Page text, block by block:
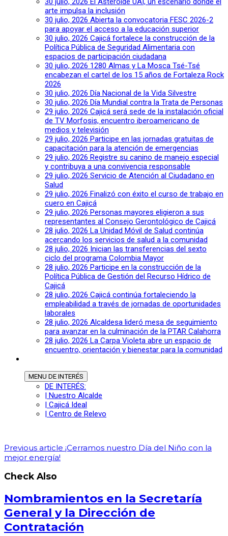
arte impulsa la inclusión
30 julio, 2026 Abierta la convocatoria FESC 2026-2
para apoyar el acceso a la educación superior
30 julio, 2026 Cajicá fortalece la construcción de la
Política Pública de Seguridad Alimentaria con
espacios de participación ciudadana
30 julio, 2026 1280 Almas y La Mosca Tsé-Tsé
encabezan el cartel de los 15 años de Fortaleza Rock
2026
30 julio, 2026 Día Nacional de la Vida Silvestre
30 julio, 2026 Día Mundial contra la Trata de Personas
29 julio, 2026 Cajicá será sede de la instalación oficial
de TV Morfosis, encuentro iberoamericano de
medios y televisión
29 julio, 2026 Participe en las jornadas gratuitas de
capacitación para la atención de emergencias
29 julio, 2026 Registre su canino de manejo especial
y contribuya a una convivencia responsable
29 julio, 2026 Servicio de Atención al Ciudadano en
Salud
29 julio, 2026 Finalizó con éxito el curso de trabajo en
cuero en Cajicá
29 julio, 2026 Personas mayores eligieron a sus
representantes al Consejo Gerontológico de Cajicá
28 julio, 2026 La Unidad Móvil de Salud continúa
acercando los servicios de salud a la comunidad
28 julio, 2026 Inician las transferencias del sexto
ciclo del programa Colombia Mayor
28 julio, 2026 Participe en la construcción de la
Política Pública de Gestión del Recurso Hídrico de
Cajicá
28 julio, 2026 Cajicá continúa fortaleciendo la
empleabilidad a través de jornadas de oportunidades
laborales
28 julio, 2026 Alcaldesa lideró mesa de seguimiento
para avanzar en la culminación de la PTAR Calahorra
28 julio, 2026 La Carpa Violeta abre un espacio de
encuentro, orientación y bienestar para la comunidad
MENU DE INTERÉS
DE INTERÉS:
| Nuestro Alcalde
| Cajicá Ideal
| Centro de Relevo
Previous article ¡Cerramos nuestro Día del Niño con la
mejor energía!
Check Also
Nombramientos en la Secretaría
General y la Dirección de
Contratación